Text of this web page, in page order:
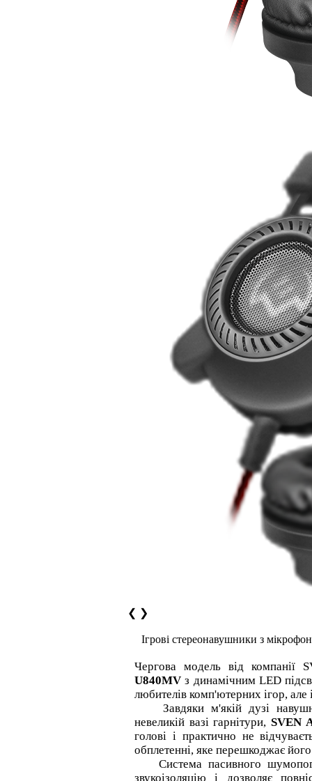
❮ ❯
Ігрові стереонавушники з
Чергова модель від компанії
U840MV з динамічним LED
любителів комп'ютерних ігор, але
Завдяки м'якій дузі
невеликій вазі гарнітури,SVEN
голові і практично не
обплетенні, яке перешкоджає
Система пасивного
звукоізоляцію і дозволяє